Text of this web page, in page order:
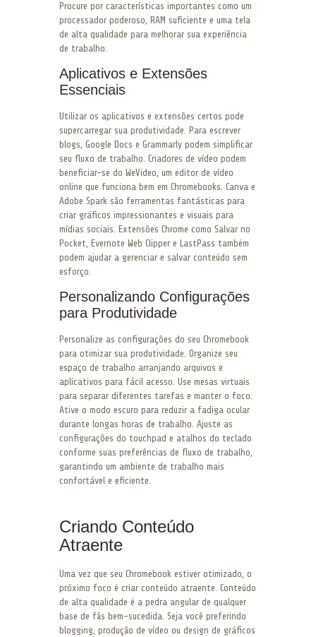
Procure por características importantes como um
processador poderoso, RAM suficiente e uma tela
de alta qualidade para melhorar sua experiência
de trabalho.
Aplicativos e Extensões
Essenciais
Utilizar os aplicativos e extensões certos pode
supercarregar sua produtividade. Para escrever
blogs, Google Docs e Grammarly podem simplificar
seu fluxo de trabalho. Criadores de vídeo podem
beneficiar-se do WeVideo, um editor de vídeo
online que funciona bem em Chromebooks. Canva e
Adobe Spark são ferramentas fantásticas para
criar gráficos impressionantes e visuais para
mídias sociais. Extensões Chrome como Salvar no
Pocket, Evernote Web Clipper e LastPass também
podem ajudar a gerenciar e salvar conteúdo sem
esforço.
Personalizando Configurações
para Produtividade
Personalize as configurações do seu Chromebook
para otimizar sua produtividade. Organize seu
espaço de trabalho arranjando arquivos e
aplicativos para fácil acesso. Use mesas virtuais
para separar diferentes tarefas e manter o foco.
Ative o modo escuro para reduzir a fadiga ocular
durante longas horas de trabalho. Ajuste as
configurações do touchpad e atalhos do teclado
conforme suas preferências de fluxo de trabalho,
garantindo um ambiente de trabalho mais
confortável e eficiente.
Criando Conteúdo
Atraente
Uma vez que seu Chromebook estiver otimizado, o
próximo foco é criar conteúdo atraente. Conteúdo
de alta qualidade é a pedra angular de qualquer
base de fãs bem-sucedida. Seja você preferindo
blogging, produção de vídeo ou design de gráficos